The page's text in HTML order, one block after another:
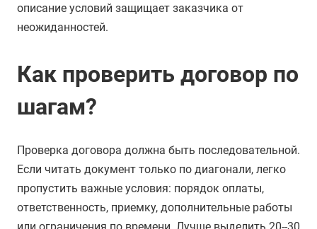
описание условий защищает заказчика от
неожиданностей.
Как проверить договор по
шагам?
Проверка договора должна быть последовательной.
Если читать документ только по диагонали, легко
пропустить важные условия: порядок оплаты,
ответственность, приемку, дополнительные работы
или ограничения по времени. Лучше выделить 20--30